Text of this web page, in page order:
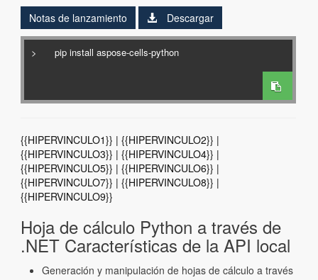
Notas de lanzamiento
Descargar
>
{{HIPERVINCULO1}} | {{HIPERVINCULO2}} |
{{HIPERVINCULO3}} | {{HIPERVINCULO4}} |
{{HIPERVINCULO5}} | {{HIPERVINCULO6}} |
{{HIPERVINCULO7}} | {{HIPERVINCULO8}} |
{{HIPERVINCULO9}}
Hoja de cálculo Python a través de
.NET Características de la API local
Generación y manipulación de hojas de cálculo a través